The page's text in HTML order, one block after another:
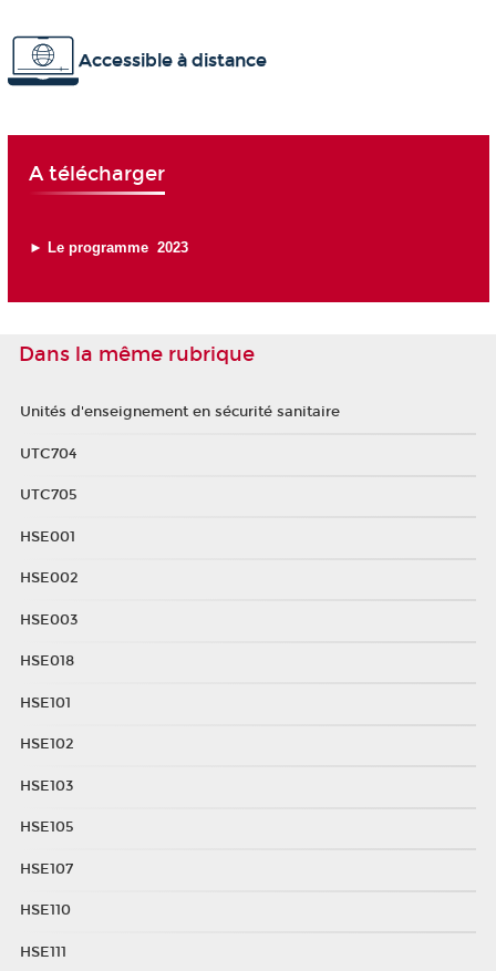
Accessible à distance
A télécharger
► Le programme 2023
Dans la même rubrique
Unités d'enseignement en sécurité sanitaire
UTC704
UTC705
HSE001
HSE002
HSE003
HSE018
HSE101
HSE102
HSE103
HSE105
HSE107
HSE110
HSE111